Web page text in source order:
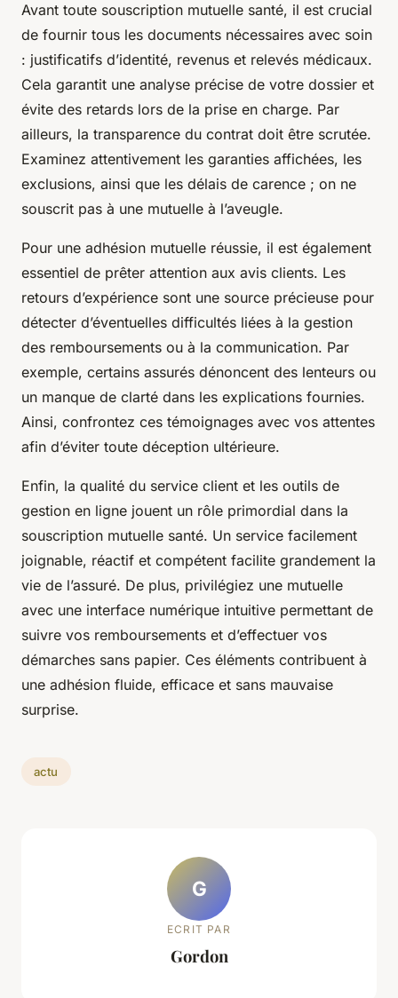
Avant toute souscription mutuelle santé, il est crucial
de fournir tous les documents nécessaires avec soin
: justificatifs d’identité, revenus et relevés médicaux.
Cela garantit une analyse précise de votre dossier et
évite des retards lors de la prise en charge. Par
ailleurs, la transparence du contrat doit être scrutée.
Examinez attentivement les garanties affichées, les
exclusions, ainsi que les délais de carence ; on ne
souscrit pas à une mutuelle à l’aveugle.
Pour une adhésion mutuelle réussie, il est également
essentiel de prêter attention aux avis clients. Les
retours d’expérience sont une source précieuse pour
détecter d’éventuelles difficultés liées à la gestion
des remboursements ou à la communication. Par
exemple, certains assurés dénoncent des lenteurs ou
un manque de clarté dans les explications fournies.
Ainsi, confrontez ces témoignages avec vos attentes
afin d’éviter toute déception ultérieure.
Enfin, la qualité du service client et les outils de
gestion en ligne jouent un rôle primordial dans la
souscription mutuelle santé. Un service facilement
joignable, réactif et compétent facilite grandement la
vie de l’assuré. De plus, privilégiez une mutuelle
avec une interface numérique intuitive permettant de
suivre vos remboursements et d’effectuer vos
démarches sans papier. Ces éléments contribuent à
une adhésion fluide, efficace et sans mauvaise
surprise.
actu
G
ECRIT PAR
Gordon